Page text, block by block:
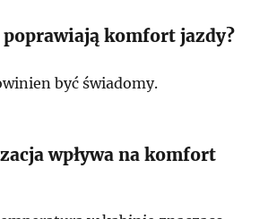
poprawiają komfort jazdy?
być świadomy.
wpływa na komfort